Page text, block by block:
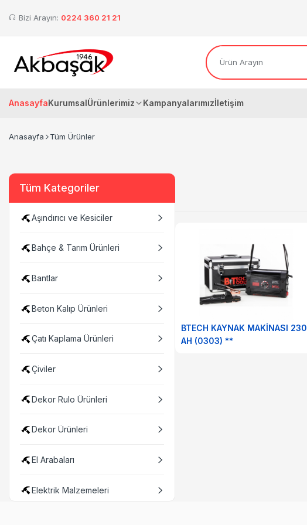
Bizi Arayın: 0224 360 21 21
AnasayfaKurumsalÜrünlerimiz Kampanyalarımızİletişim
Anasayfa Tüm Ürünler
Tüm Kategoriler
Aşındırıcı ve Kesiciler
Bahçe & Tarım Ürünleri
Bantlar
Beton Kalıp Ürünleri
Çatı Kaplama Ürünleri
Çiviler
Dekor Rulo Ürünleri
Dekor Ürünleri
El Arabaları
Elektrik Malzemeleri
BTECH KAYNAK MAKİNASI 230
AH (0303) **